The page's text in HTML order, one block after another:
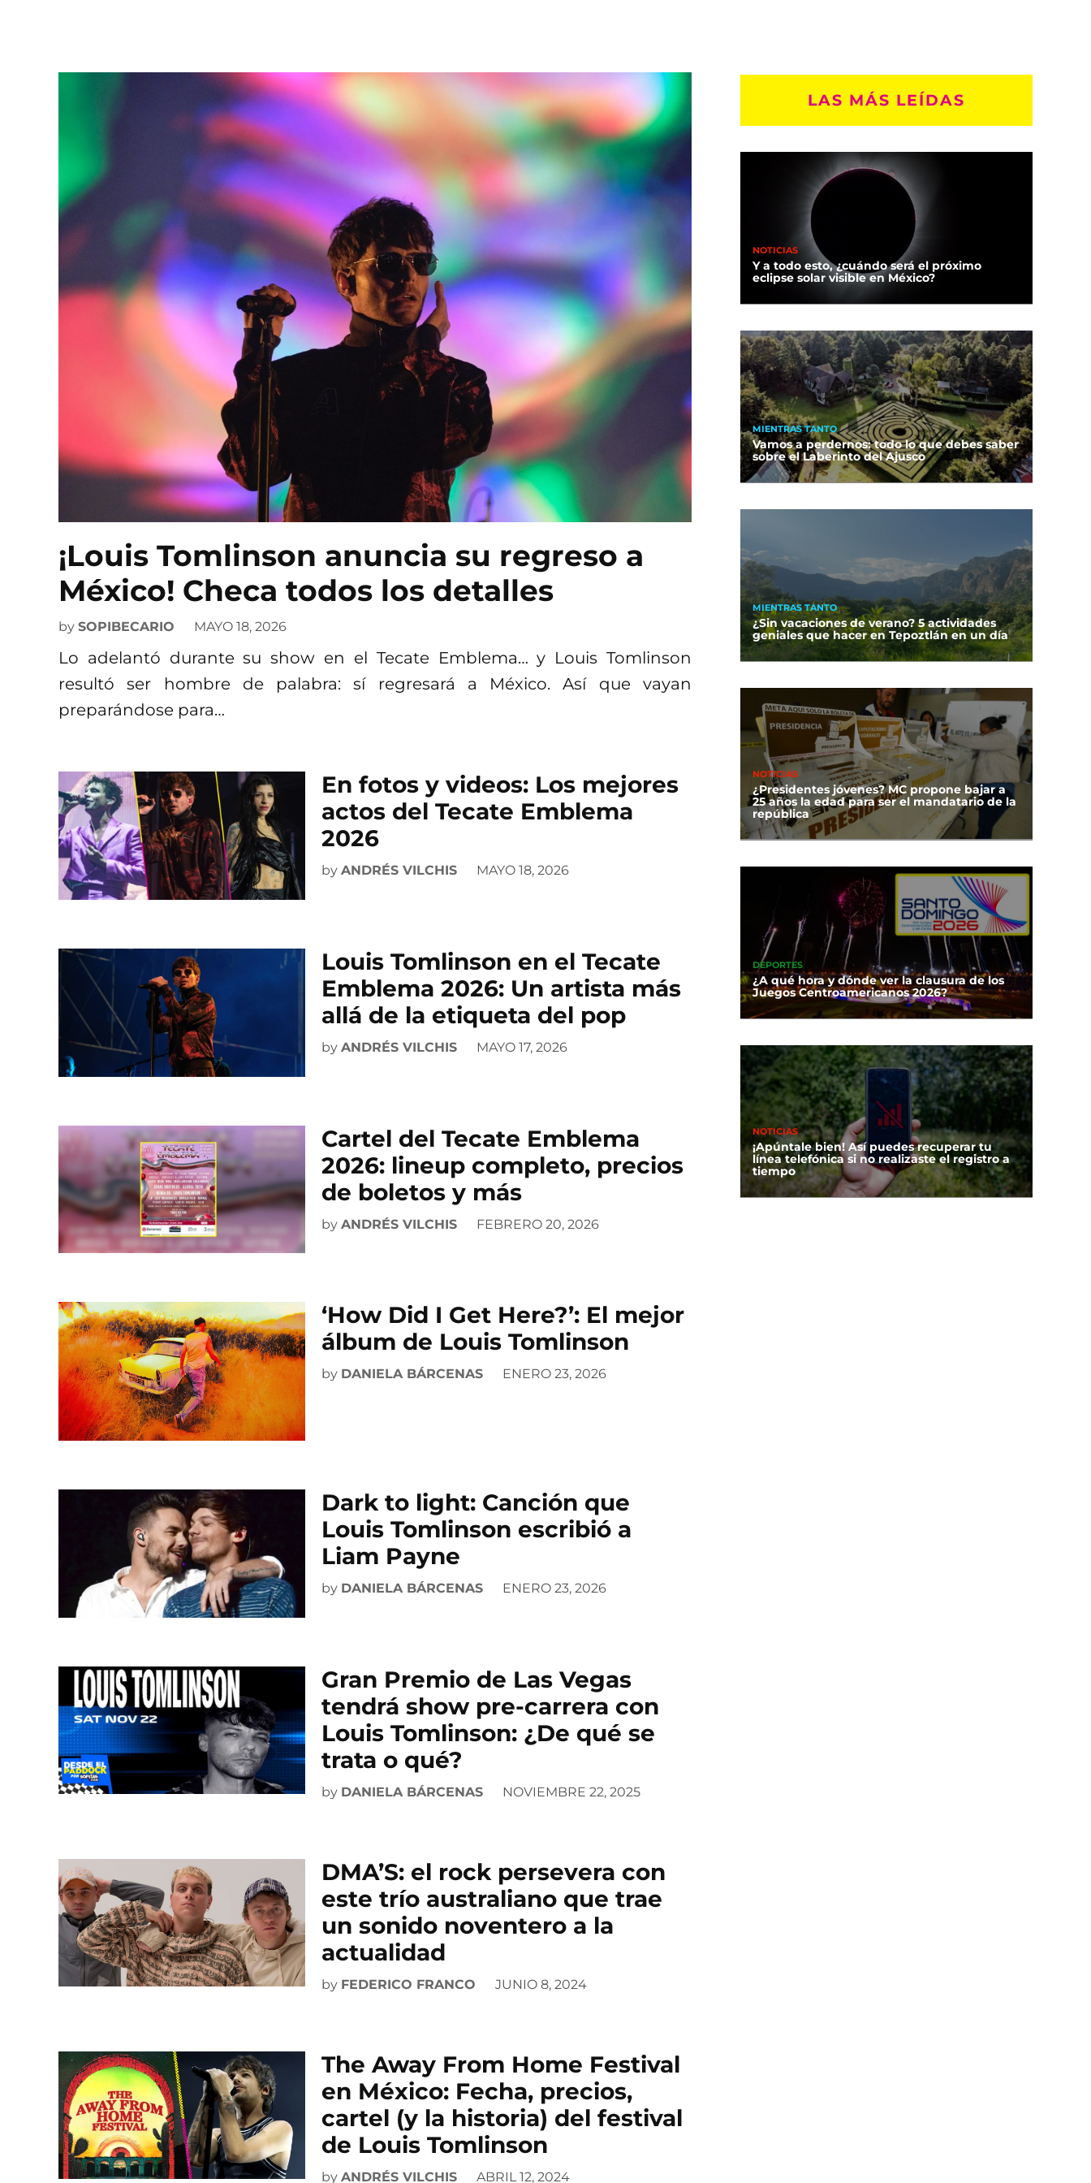
¡Louis Tomlinson anuncia su regreso a
México! Checa todos los detalles
by SOPIBECARIO MAYO 18, 2026
Lo adelantó durante su show en el Tecate Emblema… y Louis Tomlinson
resultó ser hombre de palabra: sí regresará a México. Así que vayan
preparándose para…
En fotos y videos: Los mejores
actos del Tecate Emblema
2026
by ANDRÉS VILCHIS MAYO 18, 2026
Louis Tomlinson en el Tecate
Emblema 2026: Un artista más
allá de la etiqueta del pop
by ANDRÉS VILCHIS MAYO 17, 2026
Cartel del Tecate Emblema
2026: lineup completo, precios
de boletos y más
by ANDRÉS VILCHIS FEBRERO 20, 2026
‘How Did I Get Here?’: El mejor
álbum de Louis Tomlinson
by DANIELA BÁRCENAS ENERO 23, 2026
Dark to light: Canción que
Louis Tomlinson escribió a
Liam Payne
by DANIELA BÁRCENAS ENERO 23, 2026
Gran Premio de Las Vegas
tendrá show pre-carrera con
Louis Tomlinson: ¿De qué se
trata o qué?
by DANIELA BÁRCENAS NOVIEMBRE 22, 2025
DMA’S: el rock persevera con
este trío australiano que trae
un sonido noventero a la
actualidad
by FEDERICO FRANCO JUNIO 8, 2024
The Away From Home Festival
en México: Fecha, precios,
cartel (y la historia) del festival
de Louis Tomlinson
by ANDRÉS VILCHIS ABRIL 12, 2024
LAS MÁS LEÍDAS
NOTICIAS
Y a todo esto, ¿cuándo será el próximo
eclipse solar visible en México?
MIENTRAS TANTO
Vamos a perdernos: todo lo que debes saber
sobre el Laberinto del Ajusco
MIENTRAS TANTO
¿Sin vacaciones de verano? 5 actividades
geniales que hacer en Tepoztlán en un día
NOTICIAS
¿Presidentes jóvenes? MC propone bajar a
25 años la edad para ser el mandatario de la
república
DEPORTES
¿A qué hora y dónde ver la clausura de los
Juegos Centroamericanos 2026?
NOTICIAS
¡Apúntale bien! Así puedes recuperar tu
línea telefónica si no realizaste el registro a
tiempo